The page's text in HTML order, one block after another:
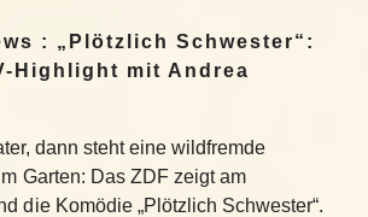
: „Plötzlich Schwester“:
Highlight mit Andrea
dann steht eine wildfremde
Garten: Das ZDF zeigt am
die Komödie „Plötzlich Schwester“.